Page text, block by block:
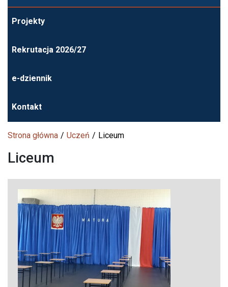
Projekty
Rekrutacja 2026/27
e-dziennik
Kontakt
Strona główna Uczeń Liceum
Liceum